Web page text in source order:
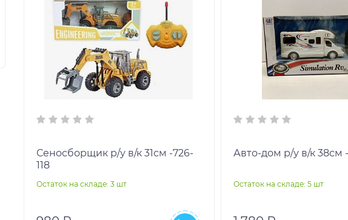
Сеносборщик р/у в/к 31см -726-
118
Остаток на складе: 3 шт
Авто-дом р/у в/к 38см
Остаток на складе: 5 шт